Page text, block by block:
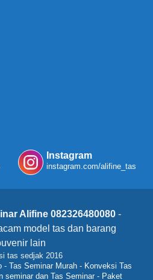
Instagram
instagram.com/alifine_tas
Alifine 082326480080 -
model tas dan barang
lain
tas sedjak 2016
- Tas Seminar Murah- Konveksi Tas
seminar dan Tas Seminar- Paket